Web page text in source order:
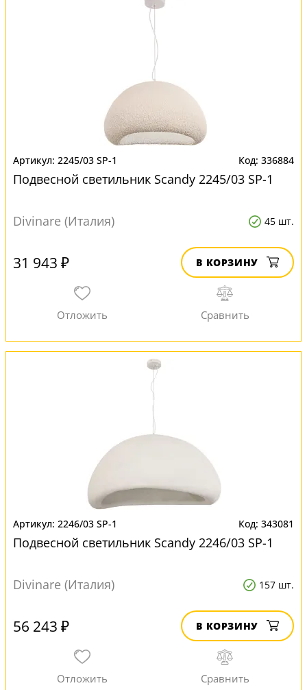
2245/03 SP-1 336884
Подвесной светильник Scandy 2245/03 SP-1
Divinare (Италия) 45 шт.
31 943 ₽ В КОРЗИНУ
2246/03 SP-1 343081
Подвесной светильник Scandy 2246/03 SP-1
Divinare (Италия) 157 шт.
56 243 ₽ В КОРЗИНУ